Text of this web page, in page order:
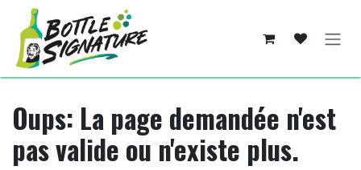
Se rendre au contenu
Oups: La page demandée n'est
pas valide ou n'existe plus.